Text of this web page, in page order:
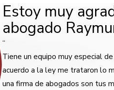
Estoy muy
abogado
“
Tiene un equipo muy especial
acuerdo a la ley me trataron lo
una firma de abogados son tus